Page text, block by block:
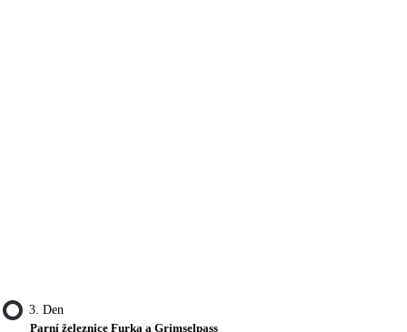
3. Den
Parní železnice Furka a Grimselpass